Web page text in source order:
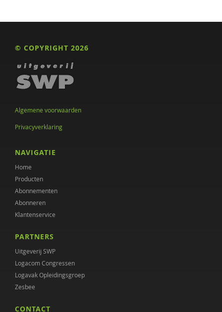
Elle Ansems
Marleen Arends
Janneke Ariaans
Drs. Arie Hordijk
Martijn Arns
THEO ARP GUUS VAN MAURIK
Ildeniz Arslan
Nicole Arts
© COPYRIGHT 2026
Algemene voorwaarden
Privacyverklaring
NAVIGATIE
Home
Producten
Abonnementen
Abonneren
Klantenservice
PARTNERS
Uitgeverij SWP
Logacom Congressen
Logavak Opleidingsgroep
Zesbee
CONTACT